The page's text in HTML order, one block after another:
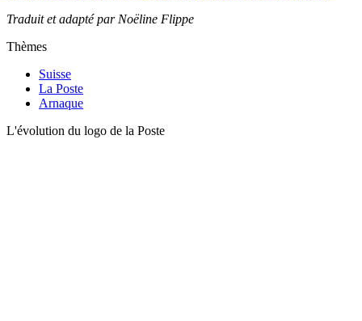
Traduit et adapté par Noëline Flippe
Thèmes
Suisse
La Poste
Arnaque
L'évolution du logo de la Poste